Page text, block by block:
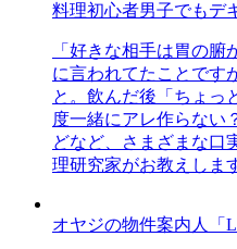
料理初心者男子でもデ
「好きな相手は胃の
に言われてたことです
と。飲んだ後「ちょっ
度一緒にアレ作らない
どなど、さまざまな口
理研究家がお教えしま
オヤジの物件案内人「